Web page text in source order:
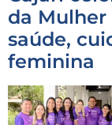
da Mulher
saúde,
feminina